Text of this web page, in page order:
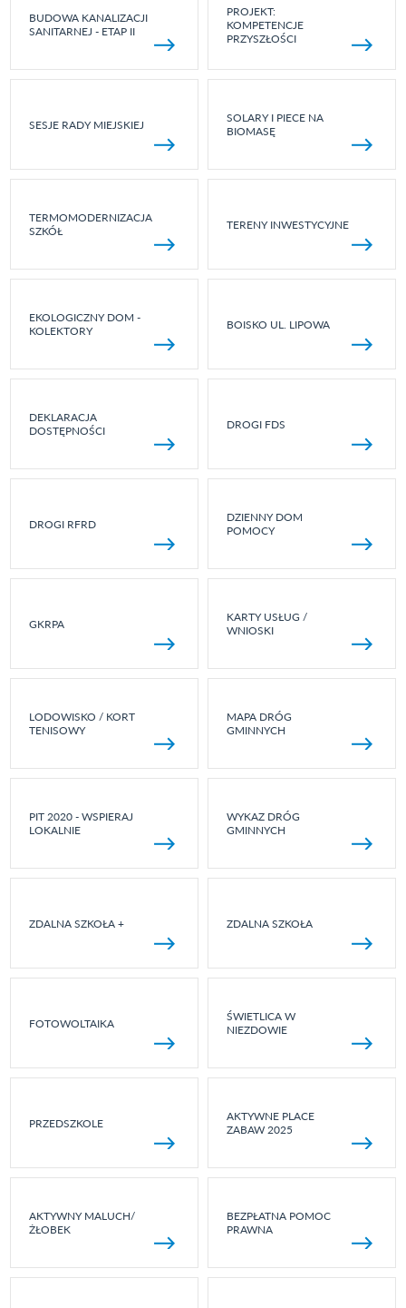
BUDOWA KANALIZACJI
SANITARNEJ - ETAP II
PROJEKT:
KOMPETENCJE
PRZYSZŁOŚCI
SESJE RADY MIEJSKIEJ
SOLARY I PIECE NA
BIOMASĘ
TERMOMODERNIZACJA
SZKÓŁ
TERENY INWESTYCYJNE
EKOLOGICZNY DOM -
KOLEKTORY
BOISKO UL. LIPOWA
DEKLARACJA
DOSTĘPNOŚCI
DROGI FDS
DROGI RFRD
DZIENNY DOM
POMOCY
GKRPA
KARTY USŁUG /
WNIOSKI
LODOWISKO / KORT
TENISOWY
MAPA DRÓG
GMINNYCH
PIT 2020 - WSPIERAJ
LOKALNIE
WYKAZ DRÓG
GMINNYCH
ZDALNA SZKOŁA + ZDALNA SZKOŁA
FOTOWOLTAIKA
ŚWIETLICA W
NIEZDOWIE
PRZEDSZKOLE
AKTYWNE PLACE
ZABAW 2025
AKTYWNY MALUCH/
ŻŁOBEK
BEZPŁATNA POMOC
PRAWNA